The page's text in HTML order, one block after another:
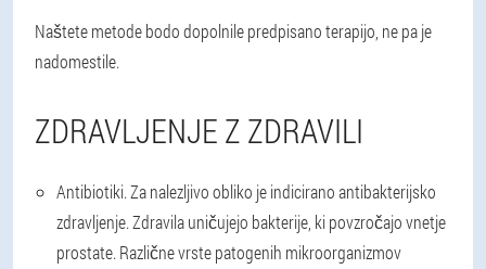
Naštete metode bodo dopolnile predpisano terapijo, ne pa je
nadomestile.
ZDRAVLJENJE Z ZDRAVILI
Antibiotiki. Za nalezljivo obliko je indicirano antibakterijsko
zdravljenje. Zdravila uničujejo bakterije, ki povzročajo vnetje
prostate. Različne vrste patogenih mikroorganizmov